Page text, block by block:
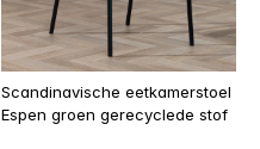
Scandinavische eetkamerstoel
Espen groen gerecyclede stof